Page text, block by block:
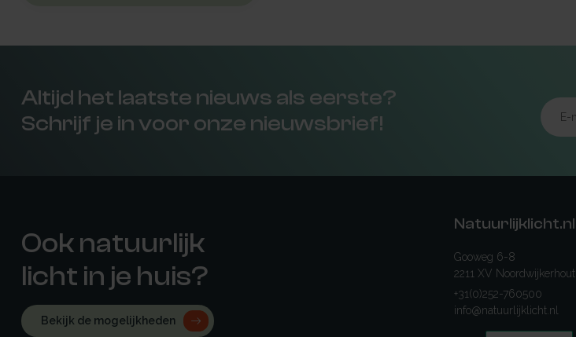
Altijd het laatste nieuws als eerste?
Schrijf je in voor onze nieuwsbrief!
Ook natuurlijk
licht in je huis?
Bekijk de mogelijkheden
Natuurlijklicht.nl
Gooweg 6-8
2211 XV Noordwijkerhout
+31(0)252-760500
info@natuurlijklicht.nl